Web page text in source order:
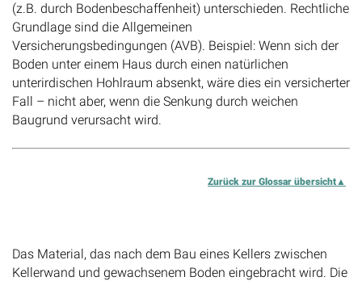
(z.B. durch Bodenbeschaffenheit) unterschieden. Rechtliche
Grundlage sind die Allgemeinen
Versicherungsbedingungen (AVB). Beispiel: Wenn sich der
Boden unter einem Haus durch einen natürlichen
unterirdischen Hohlraum absenkt, wäre dies ein versicherter
Fall – nicht aber, wenn die Senkung durch weichen
Baugrund verursacht wird.
Zurück zur Glossar übersicht
Das Material, das nach dem Bau eines Kellers zwischen
Kellerwand und gewachsenem Boden eingebracht wird. Die